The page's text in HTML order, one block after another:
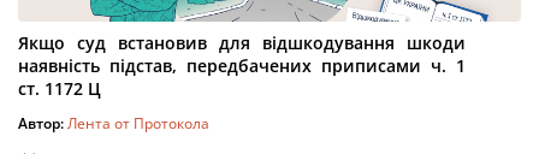
Якщо суд встановив для відшкодування шкоди
наявність підстав, передбачених приписами ч. 1
ст. 1172 Ц
Автор:Лента от Протокола